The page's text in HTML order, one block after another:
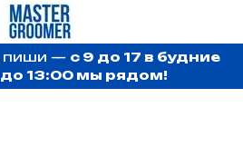
пиши — с 9 до 17 в будние
до 13:00 мы рядом!